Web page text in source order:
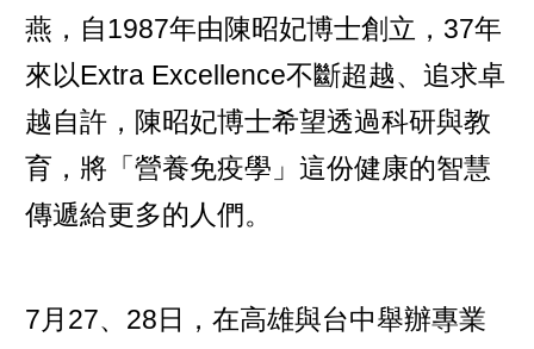
燕，自1987年由陳昭妃博士創立，37年
來以Extra Excellence不斷超越、追求卓
越自許，陳昭妃博士希望透過科研與教
育，將「營養免疫學」這份健康的智慧
傳遞給更多的人們。
7月27、28日，在高雄與台中舉辦專業